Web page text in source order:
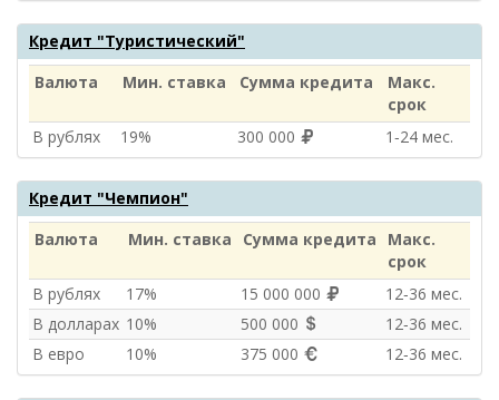
Кредит "Туристический"
Валюта
Мин. ставка Сумма кредита
Макс.
срок
В рублях
19% 300 000 1‑24 мес.
Кредит "Чемпион"
Валюта
Мин. ставка Сумма кредита
Макс.
срок
В рублях
17% 15 000 000
12‑36 мес.
В долларах 10% 500 000
12‑36 мес.
В евро
10% 375 000 12‑36 мес.